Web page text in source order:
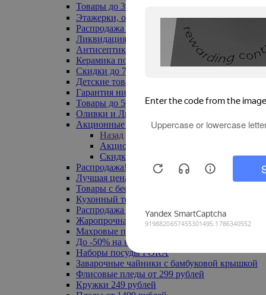
Товары до 399₽
Этажерки, обувницы
Распродажа текстиля до -50%
Ликвидация до -70%
Антисептики
Керамика по 129 руб
Скидки до 70%
Детские товары
Гарантия низкой цены
Товары до 500 руб
Оливки и Лимоны
Акционные товары
Назад
Акционные товары
Скидка 20% по промокоду
Распродажа! Ульяновск до -70%
Лучшая цена
Товары с бесплатной доставкой
Кухонный текстиль
Распродажа до -50%
Жаропрочная посуда
Махровые полотенца
До -50% на ковры
Наборы посуды FORA
Заварочные чайники с бамбуковой крышкой
Флисовые пледы от 299 рублей
Кружки 249 рублей